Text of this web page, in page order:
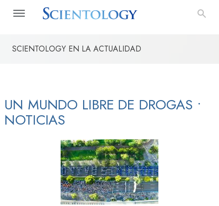
SCIENTOLOGY EN LA ACTUALIDAD
UN MUNDO LIBRE DE DROGAS •
NOTICIAS